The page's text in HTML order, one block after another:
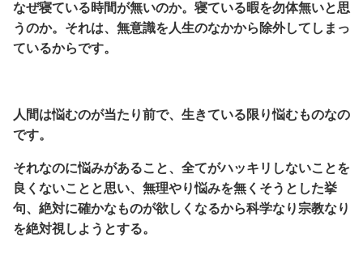
なぜ寝ている時間が無いのか。寝ている暇を勿体無いと思
うのか。それは、無意識を人生のなかから除外してしまっ
ているからです。
人間は悩むのが当たり前で、生きている限り悩むものなの
です。
それなのに悩みがあること、全てがハッキリしないことを
良くないことと思い、無理やり悩みを無くそうとした挙
句、絶対に確かなものが欲しくなるから科学なり宗教なり
を絶対視しようとする。